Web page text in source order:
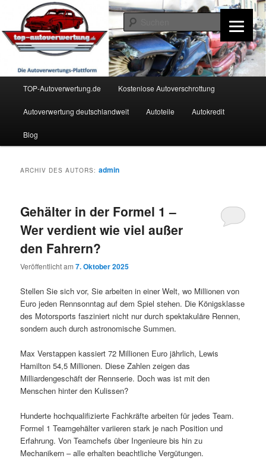
wechseln
sekundären
Inhalt
wechselnTOP-Autoverwertung.de
TOP-Autoverwertung.de Kostenlose Autoverschrottung
Autoverwertung deutschlandweit Autoteile Autokredit
Blog
ARCHIV DES AUTORS:admin
Gehälter in der Formel 1 –
Wer verdient wie viel außer
den Fahrern?
Veröffentlicht am7. Oktober 2025
Stellen Sie sich vor, Sie arbeiten in einer Welt, wo Millionen von
Euro jeden Rennsonntag auf dem Spiel stehen. Die Königsklasse
des Motorsports fasziniert nicht nur durch spektakuläre Rennen,
sondern auch durch astronomische Summen.
Max Verstappen kassiert 72 Millionen Euro jährlich, Lewis
Hamilton 54,5 Millionen. Diese Zahlen zeigen das
Milliardengeschäft der Rennserie. Doch was ist mit den
Menschen hinter den Kulissen?
Hunderte hochqualifizierte Fachkräfte arbeiten für jedes Team.
Formel 1 Teamgehälter variieren stark je nach Position und
Erfahrung. Von Teamchefs über Ingenieure bis hin zu
Mechanikern – alle erhalten beachtliche Vergütungen.